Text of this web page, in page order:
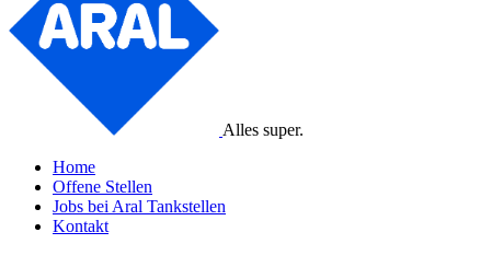
Alles super.
Home
Offene Stellen
Jobs bei Aral Tankstellen
Kontakt